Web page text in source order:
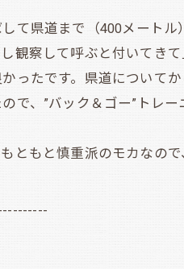
て県道まで（400メート
観察して呼ぶと付いてき
ったです。県道について
、”バック＆ゴー”トレ
もと慎重派のモカなので